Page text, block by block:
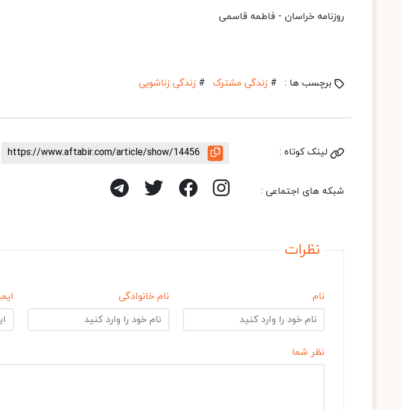
روزنامه خراسان - فاطمه قاسمی
برچسب ها : # زندگی مشترک # زندگی زناشویی
لینک کوتاه : https://www.aftabir.com/article/show/14456
شبکه های اجتماعی :
نظرات
نام نام خانوادگی
نظر شما